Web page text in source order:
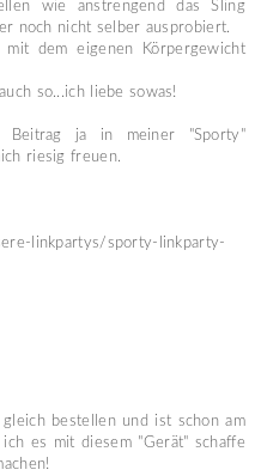
wie anstrengend das Sling
noch nicht selber ausprobiert.
dem eigenen Körpergewicht
so...ich liebe sowas!
Beitrag ja in meiner "Sporty"
riesig freuen.
linkpartys/sporty-linkparty-
bestellen und ist schon am
es mit diesem "Gerät" schaffe